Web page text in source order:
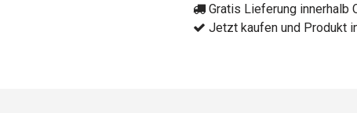
Gratis Lieferung innerhalb
Jetzt kaufen und Produkt